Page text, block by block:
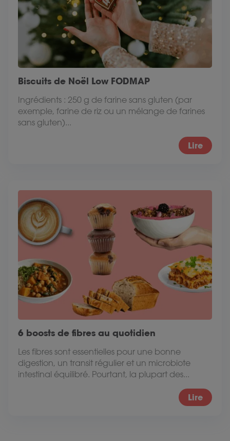
Biscuits de Noël Low FODMAP
Ingrédients : 250 g de farine sans gluten (par
exemple, farine de riz ou un mélange de farines
sans gluten)...
Lire
6 boosts de fibres au quotidien
Les fibres sont essentielles pour une bonne
digestion, un transit régulier et un microbiote
intestinal équilibré. Pourtant, la plupart des...
Lire